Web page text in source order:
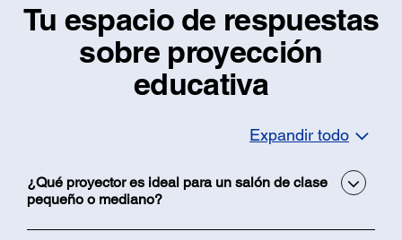
Tu espacio de respuestas
sobre proyección
educativa
Expandir todo
¿Qué proyector es ideal para un salón de clase
pequeño o mediano?